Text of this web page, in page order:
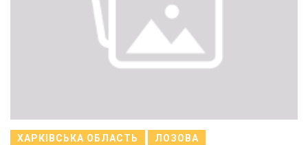
ХАРКІВСЬКА ОБЛАСТЬ ЛОЗОВА